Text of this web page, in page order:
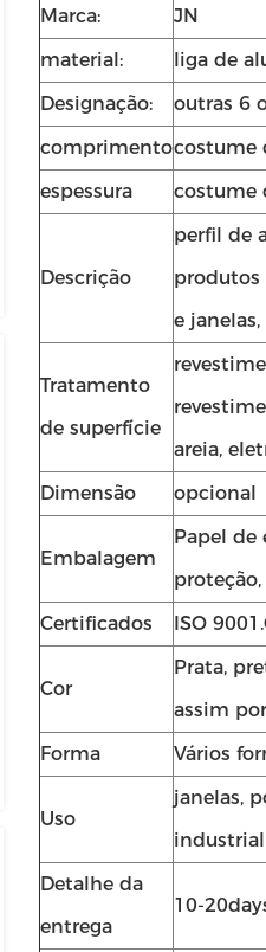
Marca:
JN
material:
liga de
Designação:
outras 6
comprimentocostume
espessura
costume
Descrição
perfil de
produtos
e
Tratamento
de superfície
areia,
Dimensão
opcional
Embalagem
Papel de
Certificados
ISO
Cor
Prata,
assim
Forma
Vários
Uso
janelas,
industrial
Detalhe da
entrega
10-